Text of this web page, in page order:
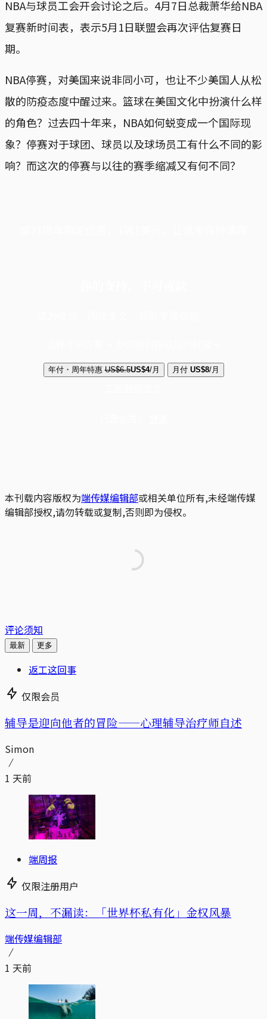
NBA与球员工会开会讨论之后。4月7日总裁萧华给NBA
复赛新时间表，表示5月1日联盟会再次评估复赛日
期。
NBA停赛，对美国来说非同小可，也让不少美国人从松
散的防疫态度中醒过来。篮球在美国文化中扮演什么样
的角色？过去四十年来，NBA如何蜕变成一个国际现
象？停赛对于球团、球员以及球场员工有什么不同的影
响？而这次的停赛与以往的赛季缩减又有何不同？
年付・周年特惠 US$6.5US$4/月 月付 US$8/月
本刊载内容版权为端传媒编辑部或相关单位所有,未经端传媒
编辑部授权,请勿转载或复制,否则即为侵权。
评论须知
最新 更多
返工这回事
仅限会员
辅导是迎向他者的冒险——心理辅导治疗师自述
Simon
1 天前
端周报
仅限注册用户
这一周，不漏读：「世界杯私有化」金权风暴
端传媒编辑部
1 天前